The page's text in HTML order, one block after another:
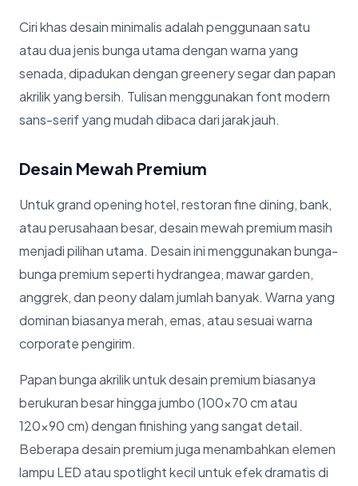
Ciri khas desain minimalis adalah penggunaan satu
atau dua jenis bunga utama dengan warna yang
senada, dipadukan dengan greenery segar dan papan
akrilik yang bersih. Tulisan menggunakan font modern
sans-serif yang mudah dibaca dari jarak jauh.
Desain Mewah Premium
Untuk grand opening hotel, restoran fine dining, bank,
atau perusahaan besar, desain mewah premium masih
menjadi pilihan utama. Desain ini menggunakan bunga-
bunga premium seperti hydrangea, mawar garden,
anggrek, dan peony dalam jumlah banyak. Warna yang
dominan biasanya merah, emas, atau sesuai warna
corporate pengirim.
Papan bunga akrilik untuk desain premium biasanya
berukuran besar hingga jumbo (100×70 cm atau
120×90 cm) dengan finishing yang sangat detail.
Beberapa desain premium juga menambahkan elemen
lampu LED atau spotlight kecil untuk efek dramatis di